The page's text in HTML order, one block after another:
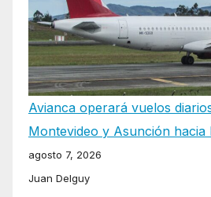
Avianca operará vuelos
Montevideo y Asunción hacia
agosto 7, 2026
Juan Delguy